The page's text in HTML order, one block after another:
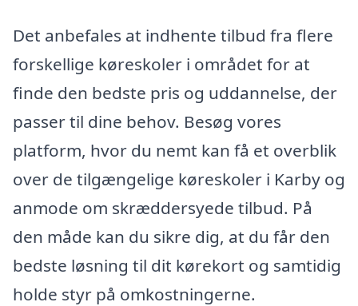
Det anbefales at indhente tilbud fra flere
forskellige køreskoler i området for at
finde den bedste pris og uddannelse, der
passer til dine behov. Besøg vores
platform, hvor du nemt kan få et overblik
over de tilgængelige køreskoler i Karby og
anmode om skræddersyede tilbud. På
den måde kan du sikre dig, at du får den
bedste løsning til dit kørekort og samtidig
holde styr på omkostningerne.